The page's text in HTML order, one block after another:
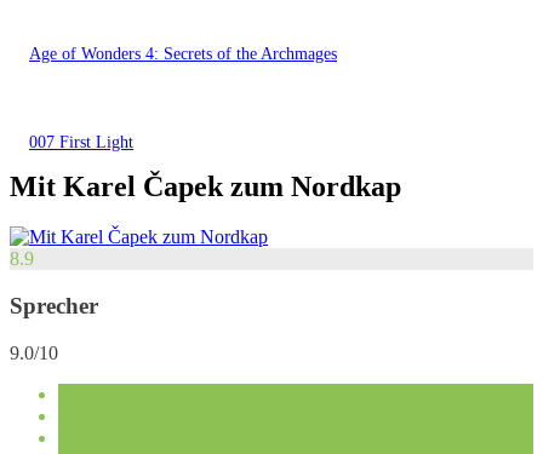
Age of Wonders 4: Secrets of the Archmages
007 First Light
Mit Karel Čapek zum Nordkap
8.9
Sprecher
9.0/10